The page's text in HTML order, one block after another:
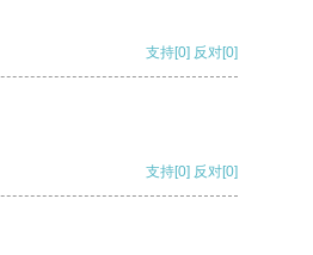
支持[0] 反对[0]
支持[0] 反对[0]